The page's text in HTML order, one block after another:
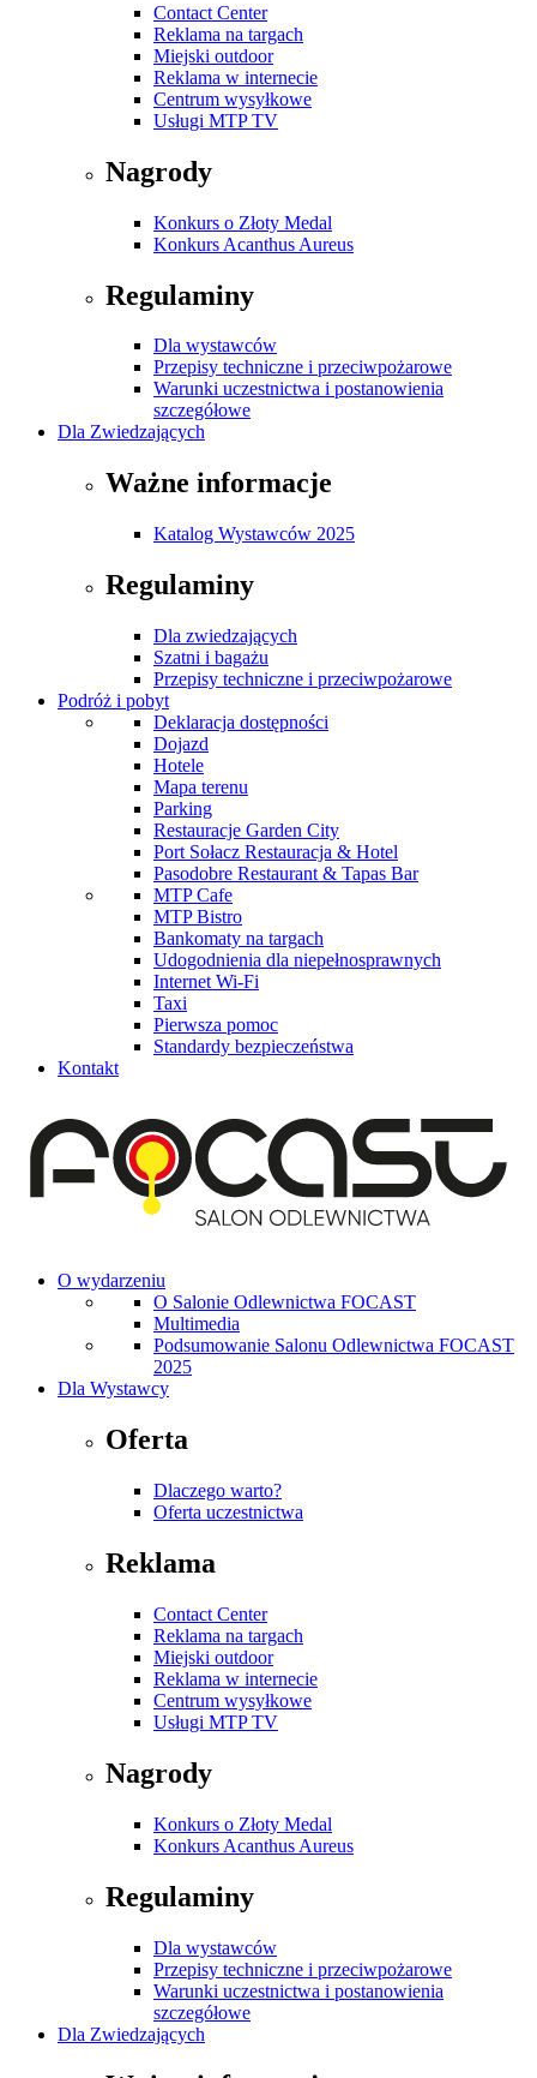
Contact Center
Reklama na targach
Miejski outdoor
Reklama w internecie
Centrum wysyłkowe
Usługi MTP TV
Nagrody
Konkurs o Złoty Medal
Konkurs Acanthus Aureus
Regulaminy
Dla wystawców
Przepisy techniczne i przeciwpożarowe
Warunki uczestnictwa i postanowienia
szczegółowe
Dla Zwiedzających
Ważne informacje
Katalog Wystawców 2025
Regulaminy
Dla zwiedzających
Szatni i bagażu
Przepisy techniczne i przeciwpożarowe
Podróż i pobyt
Deklaracja dostępności
Dojazd
Hotele
Mapa terenu
Parking
Restauracje Garden City
Port Sołacz Restauracja & Hotel
Pasodobre Restaurant & Tapas Bar
MTP Cafe
MTP Bistro
Bankomaty na targach
Udogodnienia dla niepełnosprawnych
Internet Wi-Fi
Taxi
Pierwsza pomoc
Standardy bezpieczeństwa
Kontakt
O wydarzeniu
O Salonie Odlewnictwa FOCAST
Multimedia
Podsumowanie Salonu Odlewnictwa FOCAST
2025
Dla Wystawcy
Oferta
Dlaczego warto?
Oferta uczestnictwa
Reklama
Contact Center
Reklama na targach
Miejski outdoor
Reklama w internecie
Centrum wysyłkowe
Usługi MTP TV
Nagrody
Konkurs o Złoty Medal
Konkurs Acanthus Aureus
Regulaminy
Dla wystawców
Przepisy techniczne i przeciwpożarowe
Warunki uczestnictwa i postanowienia
szczegółowe
Dla Zwiedzających